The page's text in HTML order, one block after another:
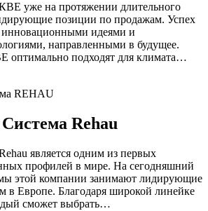
уже на протяжении длительного
позиции по продажам. Успех
инновационными идеями и
направленными в будущее.
оптимально подходят для климата…
Rehau
является одним из первых
профилей в мире. На сегодняшний
этой компании занимают лидирующие
в Европе. Благодаря широкой линейке
сможет выбрать…